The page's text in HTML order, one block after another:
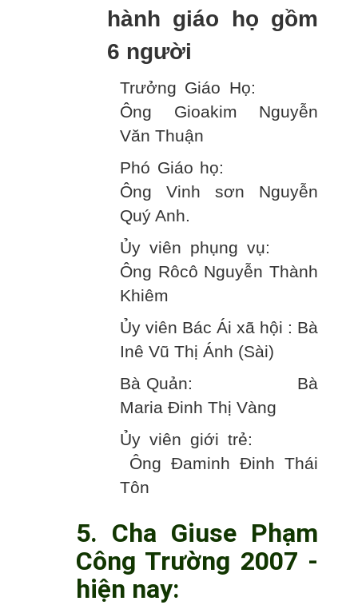
hành giáo họ gồm
6 người
Trưởng Giáo Họ:
Ông Gioakim Nguyễn
Văn Thuận
Phó Giáo họ:
Ông Vinh sơn Nguyễn
Quý Anh.
Ủy viên phụng vụ:
Ông Rôcô Nguyễn Thành
Khiêm
Ủy viên Bác Ái xã hội : Bà
Inê Vũ Thị Ánh (Sài)
Bà Quản: Bà
Maria Đinh Thị Vàng
Ủy viên giới trẻ:
Ông Đaminh Đinh Thái
Tôn
5. Cha Giuse Phạm
Công Trường 2007 -
hiện nay: